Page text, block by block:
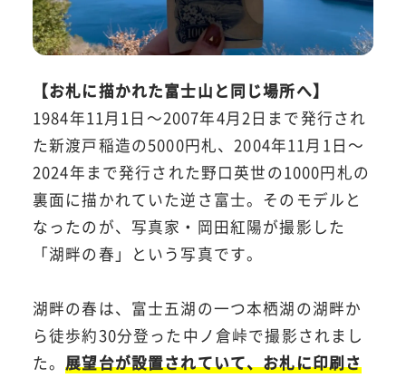
【お札に描かれた富士山と同じ場所へ】
1984年11月1日～2007年4月2日まで発行され
た新渡戸稲造の5000円札、2004年11月1日～
2024年まで発行された野口英世の1000円札の
裏面に描かれていた逆さ富士。そのモデルと
なったのが、写真家・岡田紅陽が撮影した
「湖畔の春」という写真です。
湖畔の春は、富士五湖の一つ本栖湖の湖畔か
ら徒歩約30分登った中ノ倉峠で撮影されまし
た。展望台が設置されていて、お札に印刷さ